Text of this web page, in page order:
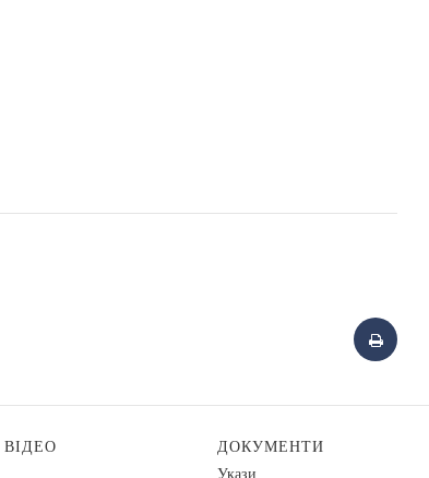
ВІДЕО
ДОКУМЕНТИ
Укази